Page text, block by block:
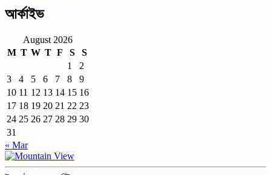
আর্কাইভ
August 2026
M T W T F S
S
1
2
3
4 5 6 7 8
9
10 11 12 13 14 15 16
17 18 19 20 21 22 23
24 25 26 27 28 29 30
31
« Mar